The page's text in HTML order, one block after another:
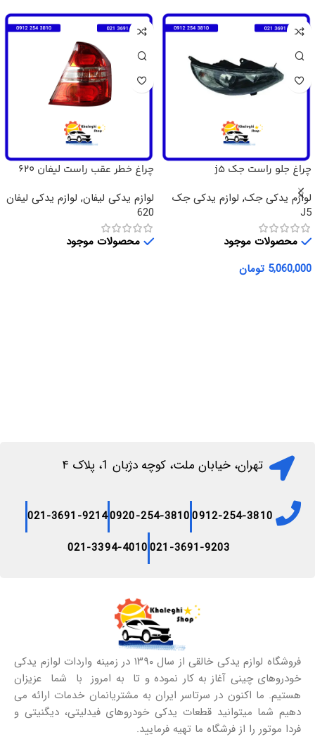
چراغ جلو راست جک j5
لوازم یدکی جک, لوازم یدکی جک
J5
محصولات موجود
5,060,000 تومان
چراغ خطر عقب راست لیفان 620
لوازم یدکی لیفان, لوازم یدکی لیفان
620
محصولات موجود
تهران، خیابان ملت، کوچه دژبان 1، پلاک ۴
0912-254-3810
0920-254-3810
021-3691-9214
021-3691-9203
021-3394-4010
فروشگاه لوازم یدکی خالقی از سال ۱۳۹۰ در زمینه واردات لوازم یدکی
خودروهای چینی آغاز به کار نموده و تا به امروز با شما عزیزان
هستیم. ما اکنون در سرتاسر ایران به مشتریانمان خدمات ارائه می
دهیم شما میتوانید قطعات یدکی خودروهای فیدلیتی، دیگنیتی و
فردا موتور را از فرشگاه ما تهیه فرمایید.